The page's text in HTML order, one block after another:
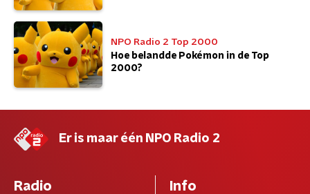
NPO Radio 2 Top 2000
Hoe belandde Pokémon in de Top
2000?
Er is maar één NPO Radio 2
Radio Info